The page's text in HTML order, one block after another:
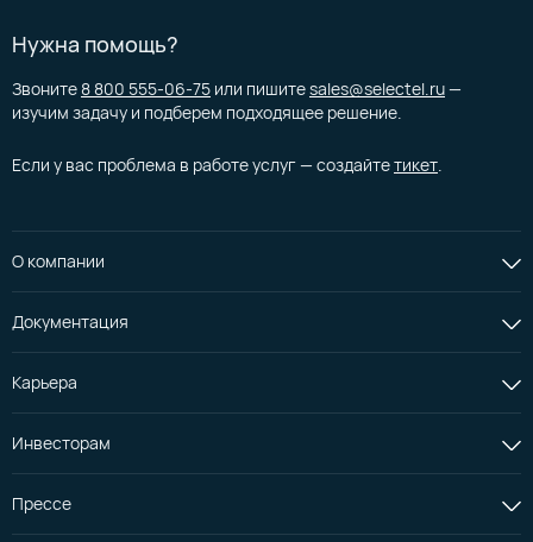
Нужна помощь?
Звоните 8 800 555-06-75 или пишитеsales@selectel.ru—
изучим задачу и подберем подходящее решение.
Если у вас проблема в работе услуг — создайтетикет
О компании
Документация
Карьера
Инвесторам
Прессе